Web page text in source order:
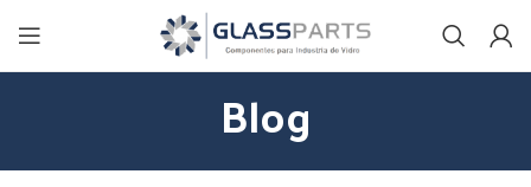
Blog